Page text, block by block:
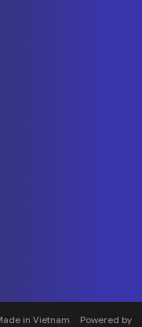
in Vietnam
Powered by